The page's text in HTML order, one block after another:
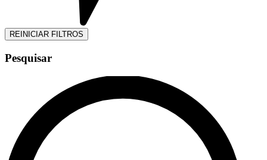
REINICIAR FILTROS
Pesquisar